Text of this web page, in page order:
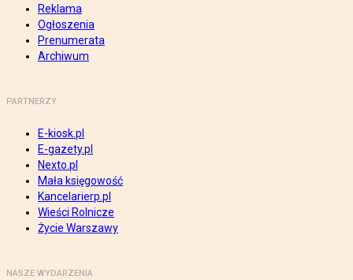
Reklama
Ogłoszenia
Prenumerata
Archiwum
PARTNERZY
E-kiosk.pl
E-gazety.pl
Nexto.pl
Mała księgowość
Kancelarierp.pl
Wieści Rolnicze
Życie Warszawy
NASZE WYDARZENIA